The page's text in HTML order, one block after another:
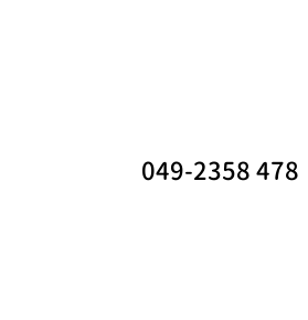
049-2358 478